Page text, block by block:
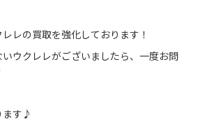
レの買取を強化しております！
ウクレレがございましたら、一度お問
ます♪